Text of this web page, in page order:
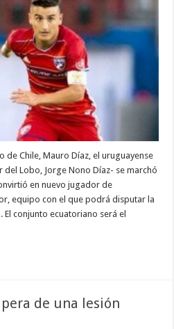
de Chile, Mauro Díaz, el uruguayense
Lobo, Jorge Nono Díaz- se marchó
en nuevo jugador de
equipo con el que podrá disputar la
conjunto ecuatoriano será el
de una lesión